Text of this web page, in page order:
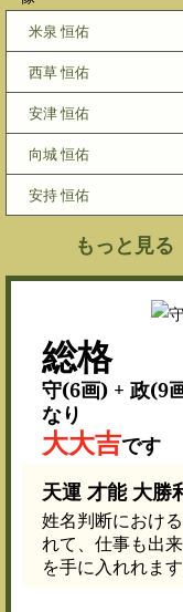
米泉 恒佑
西草 恒佑
安津 恒佑
向城 恒佑
安持 恒佑
もっと見る
総格
守(6画) + 政(9
なり
大大吉です
天運 才能 大勝
姓名判断におけ
れて、仕事も出
を手に入れれます